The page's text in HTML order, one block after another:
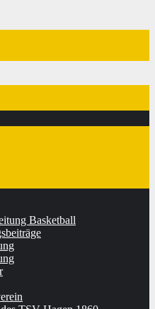
Basketball